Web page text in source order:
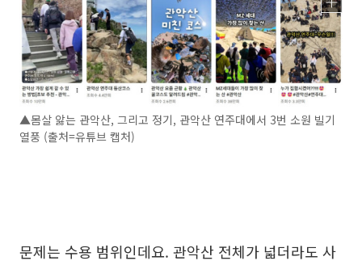
▲몸살 앓는 관악산, 그리고 정기, 관악산 연주대에서 3번 소원 빌기
열풍 (출처=유튜브 캡처)
문제는 수용 범위인데요. 관악산 전체가 넓더라도 사